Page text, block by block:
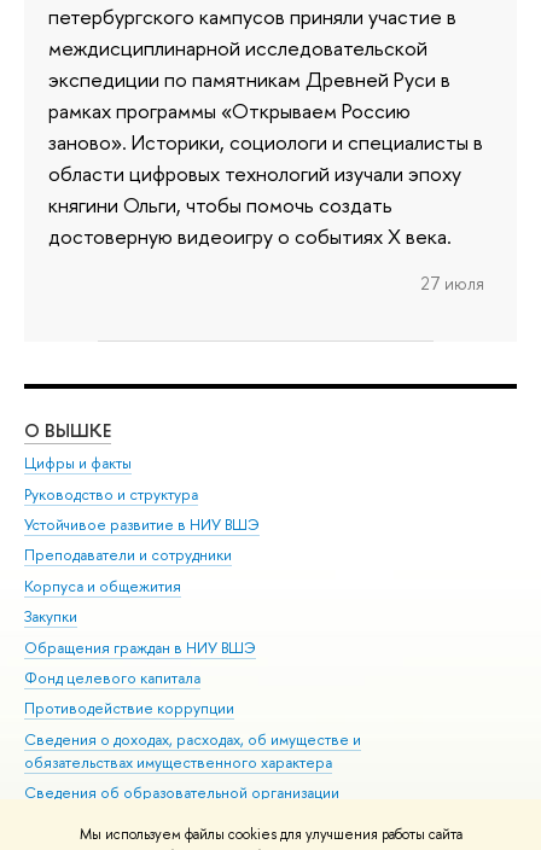
Мы используем файлы cookies для улучшения работы сайта
петербургского кампусов приняли участие в
междисциплинарной исследовательской
экспедиции по памятникам Древней Руси в
рамках программы «Открываем Россию
заново». Историки, социологи и специалисты в
области цифровых технологий изучали эпоху
княгини Ольги, чтобы помочь создать
достоверную видеоигру о событиях X века.
27 июля
О ВЫШКЕ
Цифры и факты
Руководство и структура
Устойчивое развитие в НИУ ВШЭ
Преподаватели и сотрудники
Корпуса и общежития
Закупки
Обращения граждан в НИУ ВШЭ
Фонд целевого капитала
Противодействие коррупции
Сведения о доходах, расходах, об имуществе и
обязательствах имущественного характера
Сведения об образовательной организации
Людям с ограниченными возможностями здоровья